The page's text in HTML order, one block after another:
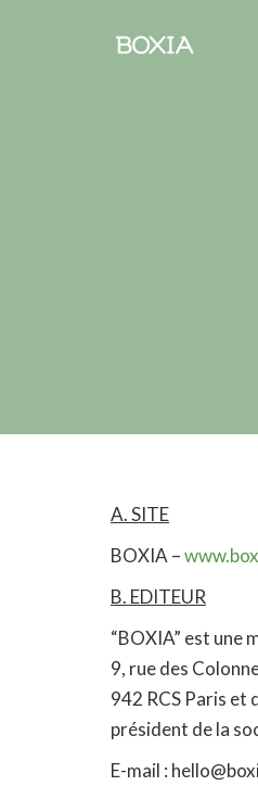
A. SITE
BOXIA –
B. EDITEUR
“BOXIA” est une
9, rue des
942 RCS Paris et
président de la
E-mail :